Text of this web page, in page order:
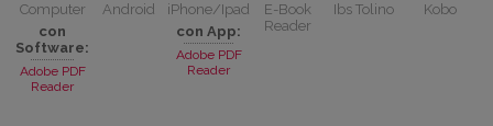
Computer
con
Software:
Adobe PDF
Reader
Android
iPhone/Ipad
con App:
Adobe PDF
Reader
E-Book
Reader
Ibs Tolino Kobo